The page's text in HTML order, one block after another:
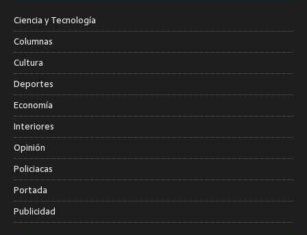
Ciencia y Tecnología
Columnas
Cultura
Deportes
Economía
Interiores
Opinión
Policiacas
Portada
Publicidad